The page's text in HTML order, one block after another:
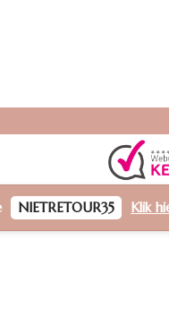
NIETRETOUR35 Klik